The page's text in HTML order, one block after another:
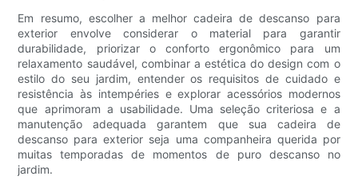
Em resumo, escolher a melhor cadeira de descanso para
exterior envolve considerar o material para garantir
durabilidade, priorizar o conforto ergonômico para um
relaxamento saudável, combinar a estética do design com o
estilo do seu jardim, entender os requisitos de cuidado e
resistência às intempéries e explorar acessórios modernos
que aprimoram a usabilidade. Uma seleção criteriosa e a
manutenção adequada garantem que sua cadeira de
descanso para exterior seja uma companheira querida por
muitas temporadas de momentos de puro descanso no
jardim.